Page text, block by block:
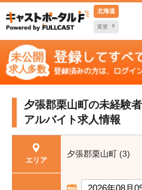
北海道
変更
夕張郡栗山町の未経験
アルバイト求人情報
エリア
夕張郡栗山町 (3)